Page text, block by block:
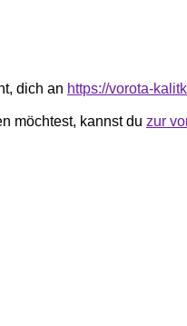
dich an https://vorota-
möchtest, kannst du zur